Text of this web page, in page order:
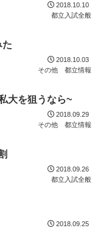
2018.10.10
都立入試全般
2018.10.03
その他 都立情報
大を狙うなら~
2018.09.29
その他 都立情報
2018.09.26
都立入試全般
2018.09.25